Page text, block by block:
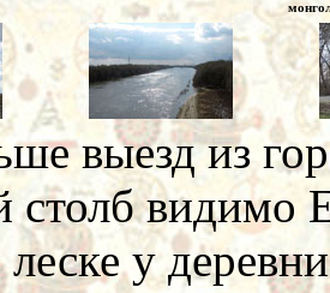
выезд из
столб видимо
леске у